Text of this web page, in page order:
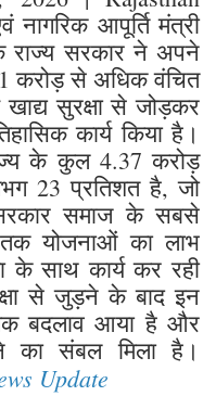
नागरिक आपूर्ति मंत्री
राज्य सरकार ने अपने
करोड़ से अधिक वंचित
खाद्य सुरक्षा से जोड़कर
कार्य किया है।
के कुल 4.37 करोड़
23 प्रतिशत है, जो
समाज के सबसे
योजनाओं का लाभ
के साथ कार्य कर रही
से जुड़ने के बाद इन
बदलाव आया है और
का संबल मिला है।
Update